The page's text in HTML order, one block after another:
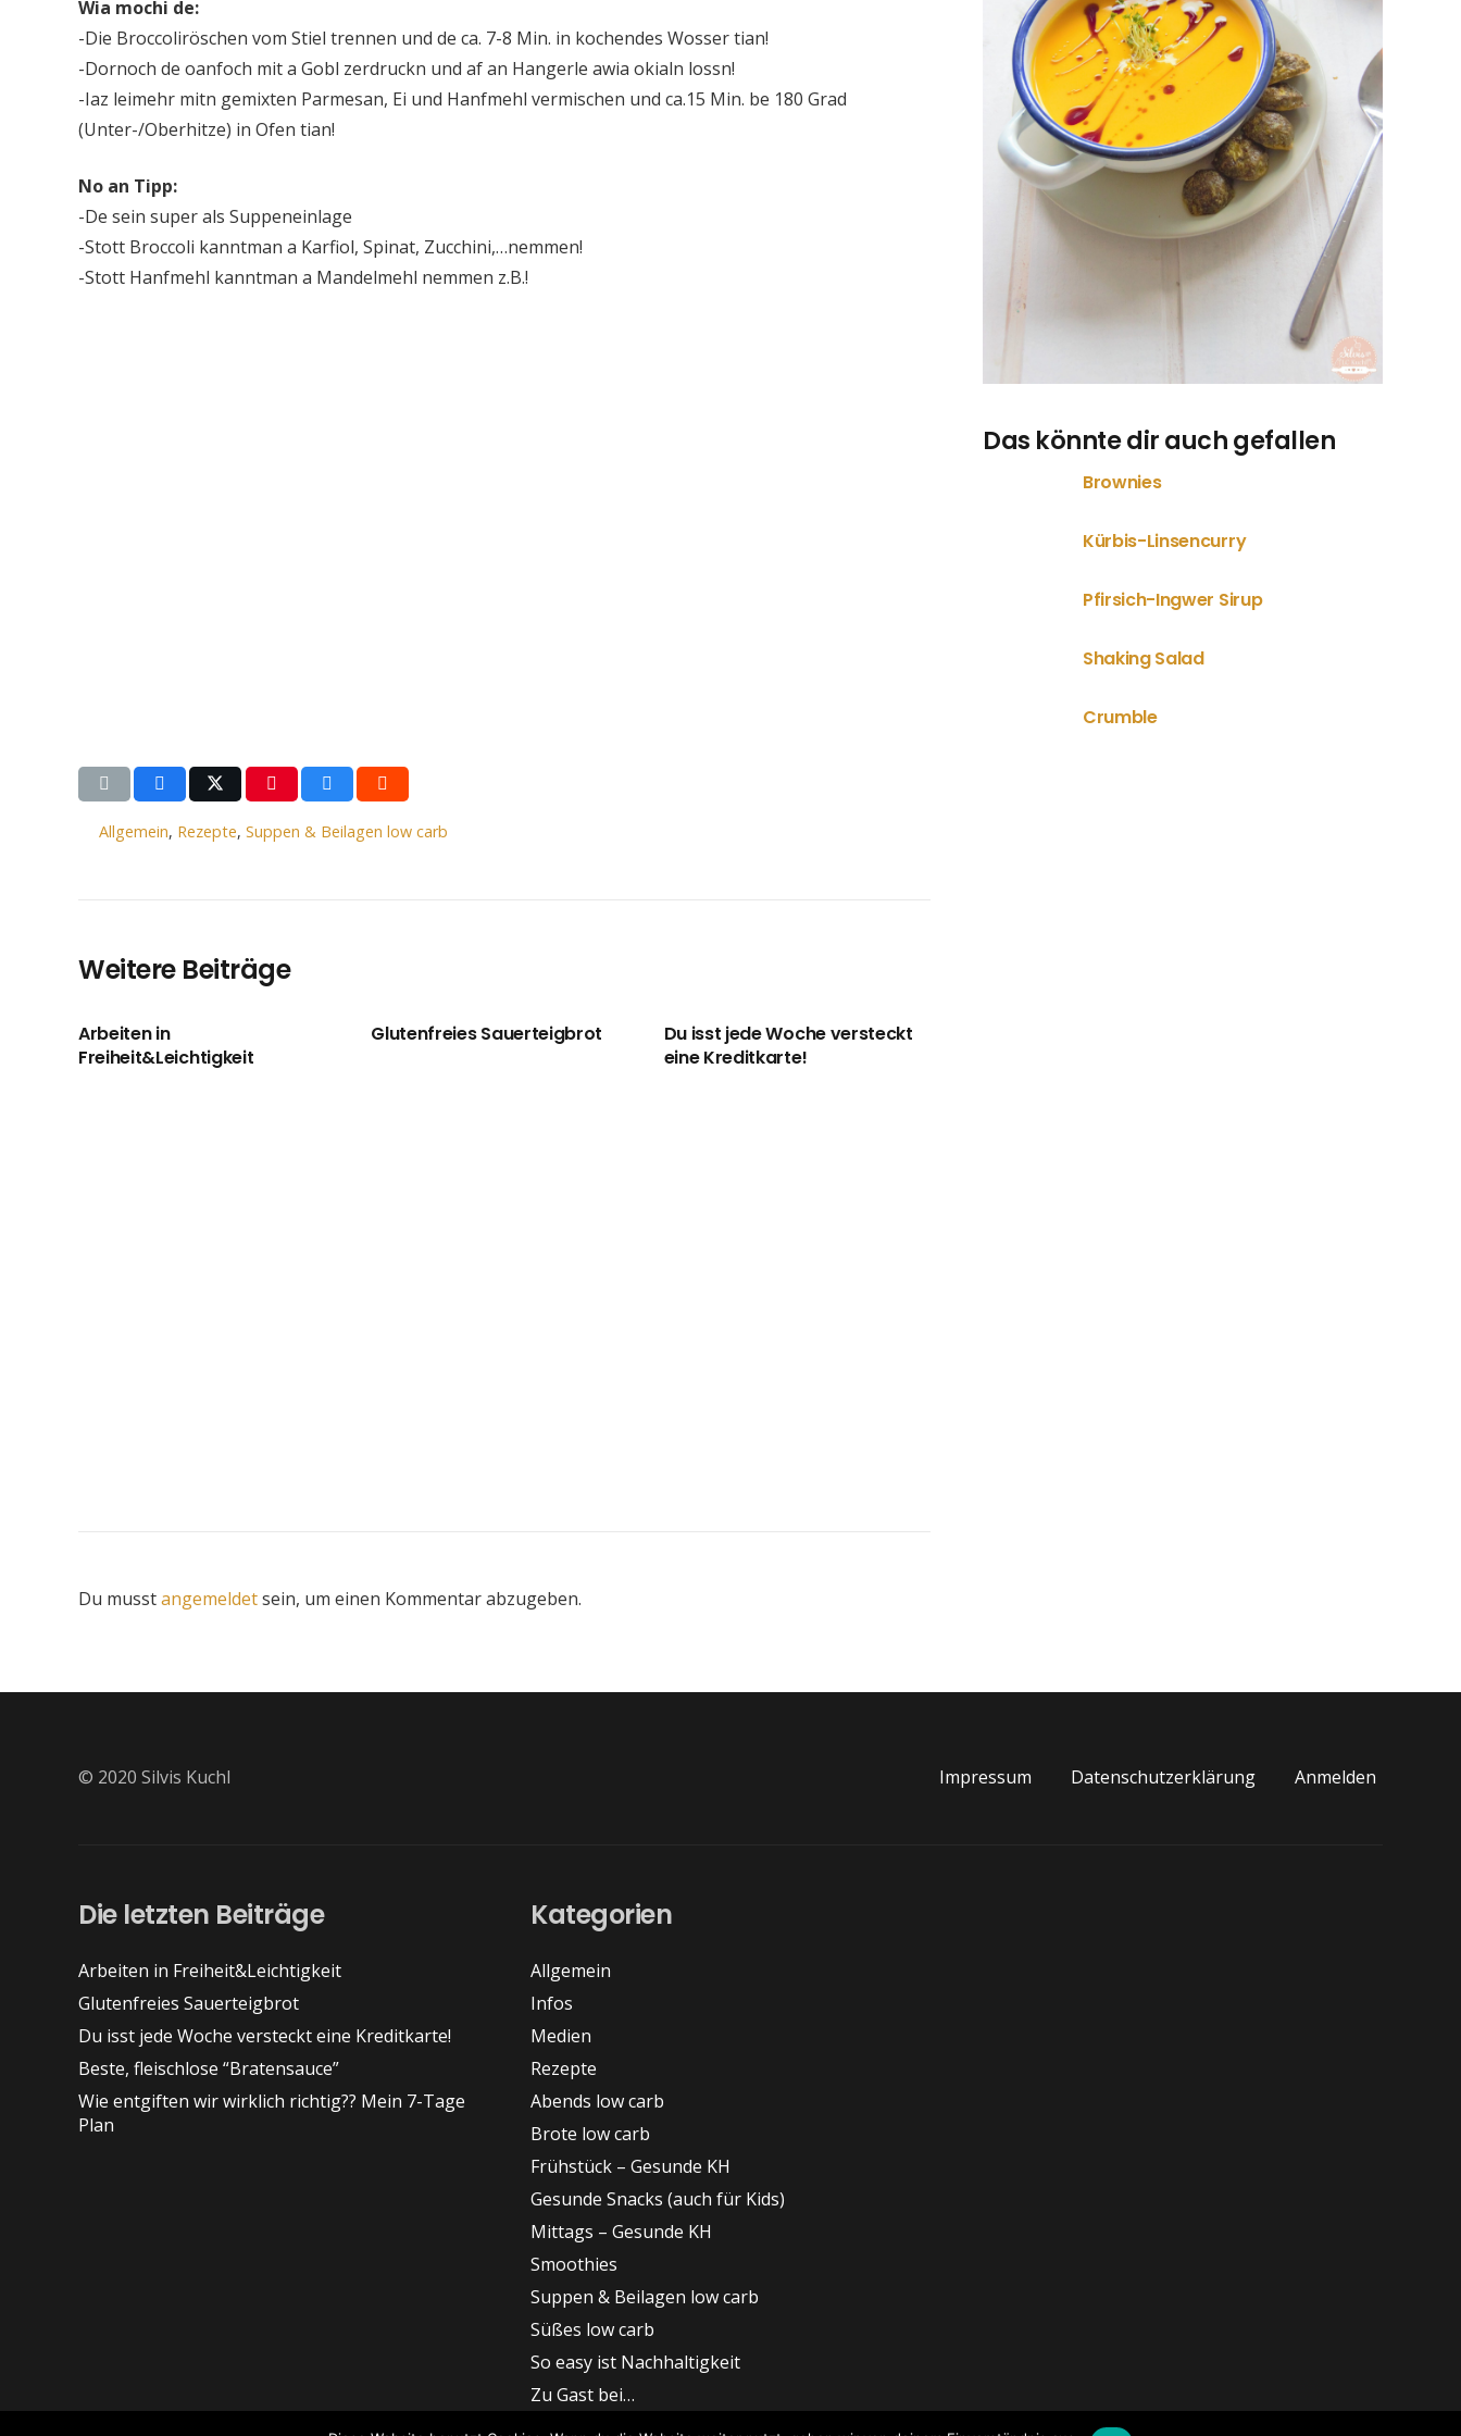
Wia mochi de:
-Die Broccoliröschen vom Stiel trennen und de ca. 7-8 Min. in kochendes Wosser tian!
-Dornoch de oanfoch mit a Gobl zerdruckn und af an Hangerle awia okialn lossn!
-Iaz leimehr mitn gemixten Parmesan, Ei und Hanfmehl vermischen und ca.15 Min. be 180 Grad
(Unter-/Oberhitze) in Ofen tian!
No an Tipp:
-De sein super als Suppeneinlage
-Stott Broccoli kanntman a Karfiol, Spinat, Zucchini,…nemmen!
-Stott Hanfmehl kanntman a Mandelmehl nemmen z.B.!
Das könnte dir auch gefallen
Brownies
Kürbis-Linsencurry
Pfirsich-Ingwer Sirup
Shaking Salad
Crumble
Allgemein, Rezepte,Suppen & Beilagen low carb
Weitere Beiträge
Arbeiten in
Freiheit&Leichtigkeit
Glutenfreies Sauerteigbrot
Du isst jede Woche versteckt
eine Kreditkarte!
Du musstangemeldetsein, um einen Kommentar abzugeben.
© 2020 Silvis Kuchl Impressum Datenschutzerklärung Anmelden
Die letzten Beiträge
Arbeiten in Freiheit&Leichtigkeit
Glutenfreies Sauerteigbrot
Du isst jede Woche versteckt eine Kreditkarte!
Beste, fleischlose “Bratensauce”
Wie entgiften wir wirklich richtig?? Mein 7-Tage
Plan
Kategorien
Allgemein
Infos
Medien
Rezepte
Abends low carb
Brote low carb
Frühstück – Gesunde KH
Gesunde Snacks (auch für Kids)
Mittags – Gesunde KH
Smoothies
Suppen & Beilagen low carb
Süßes low carb
So easy ist Nachhaltigkeit
Zu Gast bei…